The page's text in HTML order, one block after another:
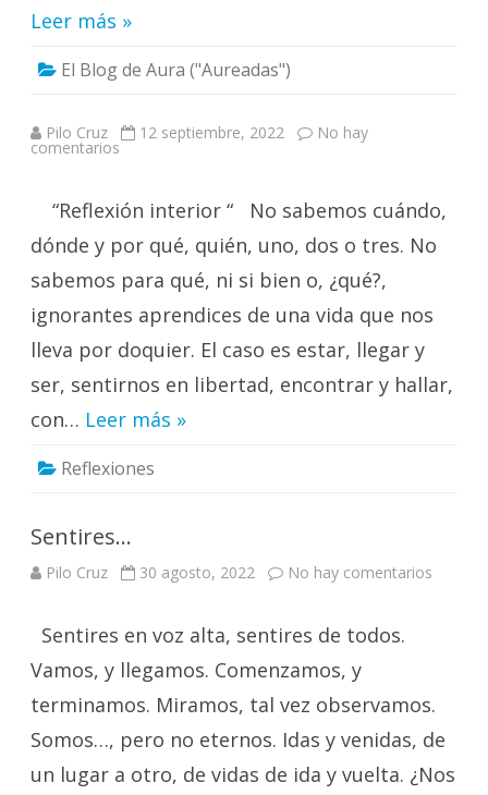
Leer más »
El Blog de Aura ("Aureadas")
Pilo Cruz 12 septiembre, 2022 No hay
comentariosen
“Reflexión interior “ No sabemos cuándo,
dónde y por qué, quién, uno, dos o tres. No
sabemos para qué, ni si bien o, ¿qué?,
ignorantes aprendices de una vida que nos
lleva por doquier. El caso es estar, llegar y
ser, sentirnos en libertad, encontrar y hallar,
con… Leer más »
Reflexiones
Sentires…
Pilo Cruz 30 agosto, 2022 No hay comentarios
Sentires en voz alta, sentires de todos.
Vamos, y llegamos. Comenzamos, y
terminamos. Miramos, tal vez observamos.
Somos…, pero no eternos. Idas y venidas, de
un lugar a otro, de vidas de ida y vuelta. ¿Nos